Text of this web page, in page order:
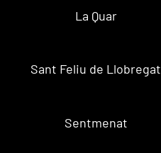
La Quar
Sant Feliu de Llobregat
Sentmenat